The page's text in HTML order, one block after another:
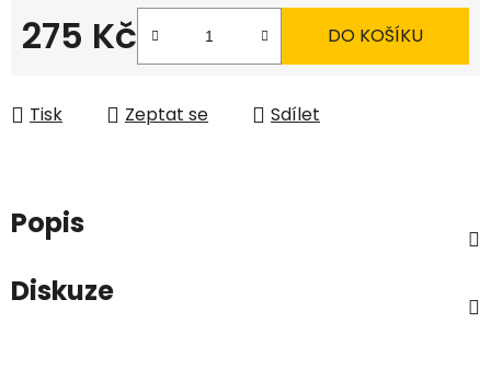
275 Kč DO KOŠÍKU
Tisk Zeptat se Sdílet
Popis
Diskuze